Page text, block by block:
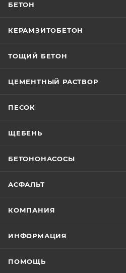
БЕТОН
КЕРАМЗИТОБЕТОН
ТОЩИЙ БЕТОН
ЦЕМЕНТНЫЙ РАСТВОР
ПЕСОК
ЩЕБЕНЬ
БЕТОНОНАСОСЫ
АСФАЛЬТ
КОМПАНИЯ
ИНФОРМАЦИЯ
ПОМОЩЬ